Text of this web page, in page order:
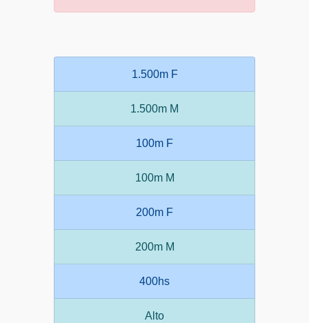
1.500m F
1.500m M
100m F
100m M
200m F
200m M
400hs
Alto